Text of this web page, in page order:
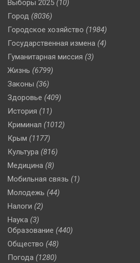
Выборы 2025 (10)
Город (8036)
Городское хозяйство (1984)
Государственная измена (4)
Гуманитарная миссия (3)
Жизнь (6799)
Законы (36)
Здоровье (409)
История (11)
Криминал (1012)
Крым (1177)
Культура (816)
Медицина (8)
Мобильная связь (1)
Молодежь (44)
Налоги (2)
Наука (3)
Образование (440)
Общество (48)
Погода (1280)